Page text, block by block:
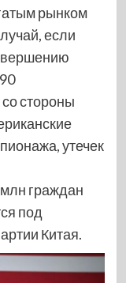
рынком
если
стороны
утечек
граждан
под
Китая.